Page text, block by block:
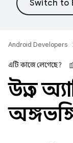
Android Developers
এটি কাজে লেগেছে?
উন্নত